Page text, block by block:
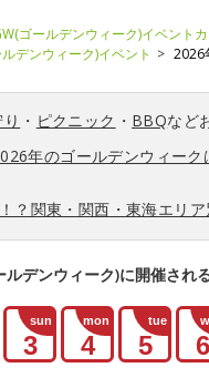
ゴールデンウィーク)イベント
デンウィーク)イベント
2026
・ ピクニック ・ BBQなど
年のゴールデンウィー
？関東・関西・東海エリ
デンウィーク)に開催され
sun
3
mon
4
tue
5 6